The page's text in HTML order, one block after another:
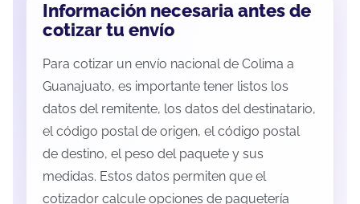
Información necesaria antes de
cotizar tu envío
Para cotizar un envío nacional de Colima a
Guanajuato, es importante tener listos los
datos del remitente, los datos del destinatario,
el código postal de origen, el código postal
de destino, el peso del paquete y sus
medidas. Estos datos permiten que el
cotizador calcule opciones de paquetería